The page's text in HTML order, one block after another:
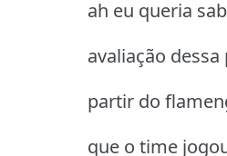
ah eu queria
avaliação
partir do
que o time